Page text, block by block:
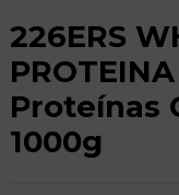
226ERS
Proteínas
1000g